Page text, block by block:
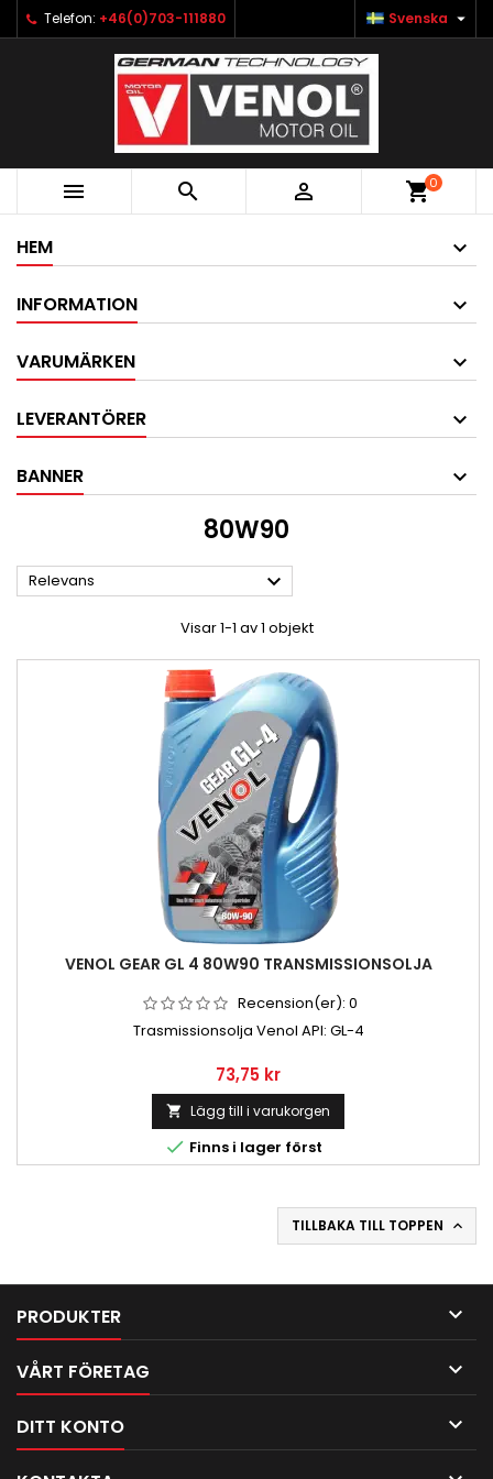
Telefon: +46(0)703-111880 Svenska 
   shopping_cart0
HEM
INFORMATION
VARUMÄRKEN
LEVERANTÖRER
BANNER
80W90
Relevans 
Visar 1-1 av 1 objekt
VENOL GEAR GL 4 80W90 TRANSMISSIONSOLJA
Recension(er): 0
Trasmissionsolja Venol API: GL-4
Pris
73,75 kr
 Lägg till i varukorgen
 Finns i lager först
TILLBAKA TILL TOPPEN 
PRODUKTER 
VÅRT FÖRETAG 
DITT KONTO 